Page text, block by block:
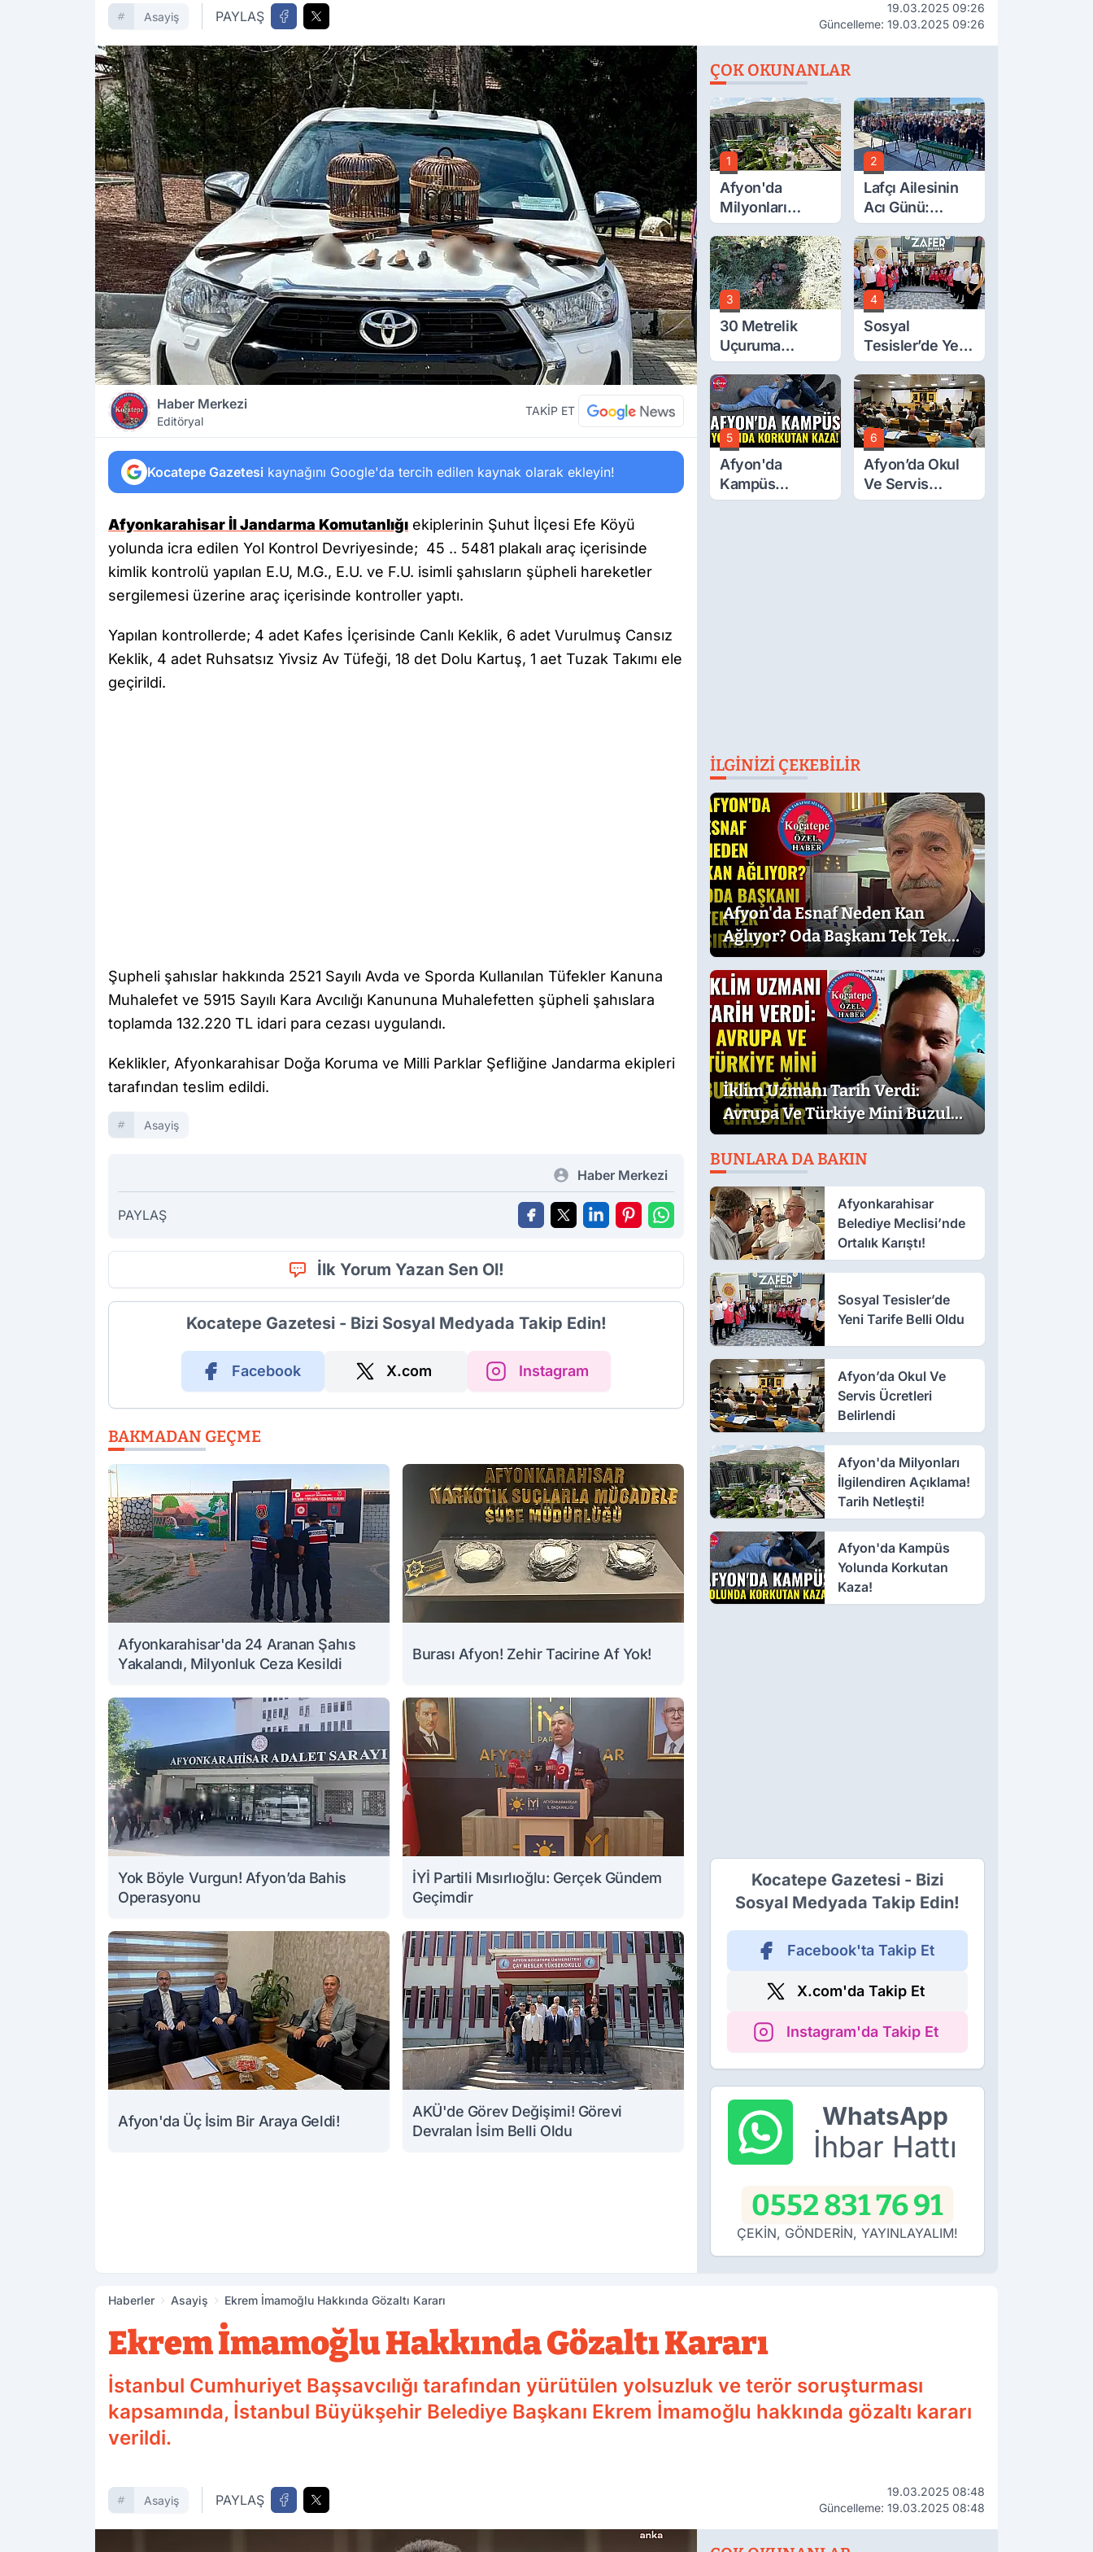
Asayiş PAYLAŞ
19.03.2025 09:26
Güncelleme: 19.03.2025 09:26
Haber Merkezi
Editöryal
TAKİP ET
Kocatepe Gazetesi kaynağını Google'da tercih edilen kaynak olarak ekleyin!
Afyonkarahisar İl Jandarma Komutanlığı ekiplerinin Şuhut İlçesi Efe Köyü
yolunda icra edilen Yol Kontrol Devriyesinde; 45 .. 5481 plakalı araç içerisinde
kimlik kontrolü yapılan E.U, M.G., E.U. ve F.U. isimli şahısların şüpheli hareketler
sergilemesi üzerine araç içerisinde kontroller yaptı.
Yapılan kontrollerde; 4 adet Kafes İçerisinde Canlı Keklik, 6 adet Vurulmuş Cansız
Keklik, 4 adet Ruhsatsız Yivsiz Av Tüfeği, 18 det Dolu Kartuş, 1 aet Tuzak Takımı ele
geçirildi.
Şupheli şahıslar hakkında 2521 Sayılı Avda ve Sporda Kullanılan Tüfekler Kanuna
Muhalefet ve 5915 Sayılı Kara Avcılığı Kanununa Muhalefetten şüpheli şahıslara
toplamda 132.220 TL idari para cezası uygulandı.
Keklikler, Afyonkarahisar Doğa Koruma ve Milli Parklar Şefliğine Jandarma ekipleri
tarafından teslim edildi.
Asayiş
Haber Merkezi
PAYLAŞ
İlk Yorum Yazan Sen Ol!
Kocatepe Gazetesi - Bizi Sosyal Medyada Takip Edin!
Facebook X.com Instagram
BAKMADAN GEÇME
Afyonkarahisar'da 24 Aranan Şahıs
Yakalandı, Milyonluk Ceza Kesildi
Burası Afyon! Zehir Tacirine Af Yok!
Yok Böyle Vurgun! Afyon’da Bahis
Operasyonu
İYİ Partili Mısırlıoğlu: Gerçek Gündem
Geçimdir
Afyon'da Üç İsim Bir Araya Geldi!
AKÜ'de Görev Değişimi! Görevi
Devralan İsim Belli Oldu
ÇOK OKUNANLAR
1
Afyon'da
Milyonları
İlgilendiren
Açıklama! Tarih
Netleşti!
2
Lafçı Ailesinin
Acı Günü:
Beytullah Lafçı
Vefat Etti
3
30 Metrelik
Uçuruma
Yuvarlanan
Traktörden Sağ
Çıktılar
4
Sosyal
Tesisler’de Yeni
Tarife Belli Oldu
5
Afyon'da
Kampüs
Yolunda
6
Afyon’da Okul
Ve Servis
Ücretleri
İLGINIZI ÇEKEBILIR
Afyon'da Esnaf Neden Kan
Ağlıyor? Oda Başkanı Tek Tek
Sıraladı
İklim Uzmanı Tarih Verdi:
Avrupa Ve Türkiye Mini Buzul
Çağına Girebilir
BUNLARA DA BAKIN
Afyonkarahisar
Belediye Meclisi’nde
Ortalık Karıştı!
Sosyal Tesisler’de
Yeni Tarife Belli Oldu
Afyon’da Okul Ve
Servis Ücretleri
Belirlendi
Afyon'da Milyonları
İlgilendiren Açıklama!
Tarih Netleşti!
Afyon'da Kampüs
Yolunda Korkutan
Kaza!
Kocatepe Gazetesi - Bizi
Sosyal Medyada Takip Edin!
Facebook'ta Takip Et
X.com'da Takip Et
Instagram'da Takip Et
WhatsApp
İhbar Hattı
0552 831 76 91
ÇEKİN, GÖNDERİN, YAYINLAYALIM!
Haberler Asayiş Ekrem İmamoğlu Hakkında Gözaltı Kararı
Ekrem İmamoğlu Hakkında Gözaltı Kararı
İstanbul Cumhuriyet Başsavcılığı tarafından yürütülen yolsuzluk ve terör soruşturması
kapsamında, İstanbul Büyükşehir Belediye Başkanı Ekrem İmamoğlu hakkında gözaltı kararı
verildi.
Asayiş PAYLAŞ
19.03.2025 08:48
Güncelleme: 19.03.2025 08:48